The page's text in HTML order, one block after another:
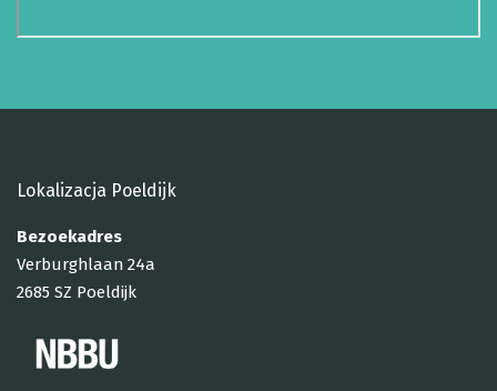
Lokalizacja Poeldijk
Bezoekadres
Verburghlaan 24a
2685 SZ Poeldijk